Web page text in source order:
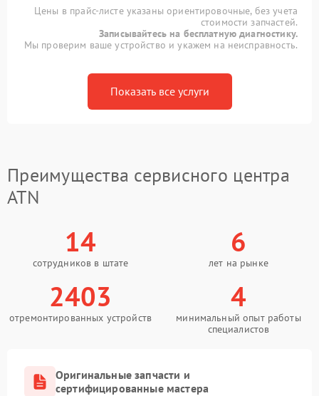
Цены в прайс-листе указаны ориентировочные, без учета
стоимости запчастей.
Записывайтесь на бесплатную диагностику.
Мы проверим ваше устройство и укажем на неисправность.
Показать все услуги
Преимущества сервисного центра
ATN
14
сотрудников в штате
6
лет на рынке
2403
отремонтированных устройств
4
минимальный опыт работы
специалистов
Оригинальные запчасти и
сертифицированные мастера